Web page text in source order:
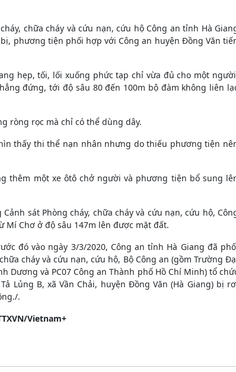
chữa cháy và cứu nạn, cứu hộ Công an tỉnh Hà
phương tiện phối hợp với Công an huyện Đồng Văn
hẹp, tối, lối xuống phức tạp chỉ vừa đủ cho một
đứng, tới độ sâu 80 đến 100m bộ đàm không liên
ròng rọc mà chỉ có thể dùng dây.
thấy thi thể nạn nhân nhưng do thiếu phương tiện
thêm một xe ôtô chở người và phương tiện bổ sung
sát Phòng cháy, chữa cháy và cứu nạn, cứu hộ,
Chơ ở độ sâu 147m lên được mặt đất.
đó vào ngày 3/3/2020, Công an tỉnh Hà Giang đã
cháy và cứu nạn, cứu hộ, Bộ Công an (gồm Trường
Dương và PC07 Công an Thành phố Hồ Chí Minh) tổ
Lủng B, xã Vần Chải, huyện Đồng Văn (Hà Giang) bị
.
Vietnam+